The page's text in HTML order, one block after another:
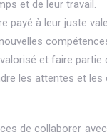
et de leur travail.
payé à leur juste
et faire partie
les attentes et les
de collaborer